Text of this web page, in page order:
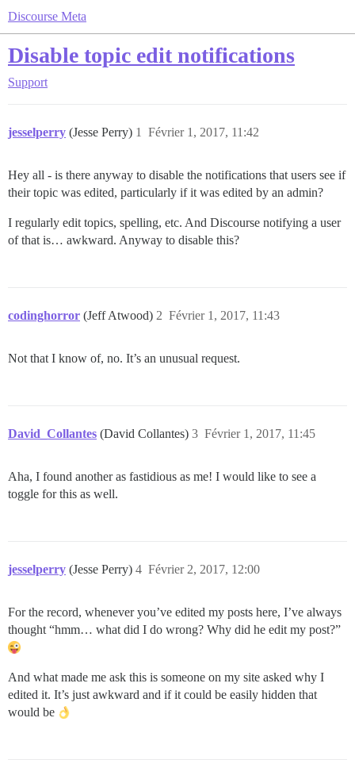
Discourse Meta
Disable topic edit notifications
Support
jesselperry (Jesse Perry) Février 1, 2017, 11:42
1
Hey all - is there anyway to disable the notifications that users see if
their topic was edited, particularly if it was edited by an admin?
I regularly edit topics, spelling, etc. And Discourse notifying a user
of that is… awkward. Anyway to disable this?
codinghorror (Jeff Atwood) Février 1, 2017, 11:43
2
Not that I know of, no. It’s an unusual request.
David_Collantes (David Collantes) Février 1, 2017, 11:45
3
Aha, I found another as fastidious as me! I would like to see a
toggle for this as well.
jesselperry (Jesse Perry) Février 2, 2017, 12:00
4
For the record, whenever you’ve edited my posts here, I’ve always
thought “hmm… what did I do wrong? Why did he edit my post?”
And what made me ask this is someone on my site asked why I
edited it. It’s just awkward and if it could be easily hidden that
would be